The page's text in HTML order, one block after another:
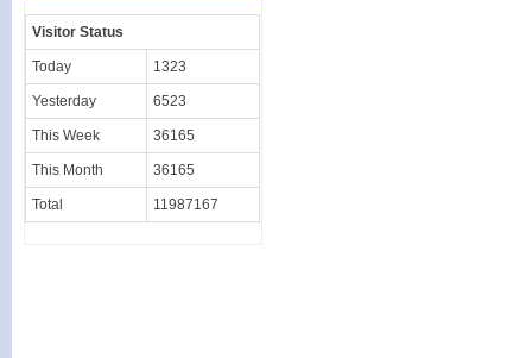
Visitor Status
Today 1323
Yesterday 6523
This Week 36165
This Month 36165
Total 11987167